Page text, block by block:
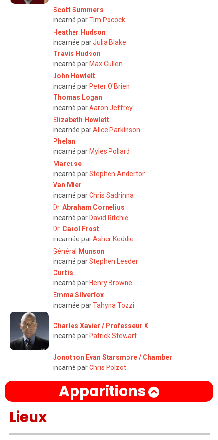
Scott Summers
incarné parTim Pocock
Heather Hudson
incarnée parJulia Blake
Travis Hudson
incarné par Max Cullen
John Howlett
incarné par Peter O'Brien
Thomas Logan
incarné parAaron Jeffrey
Elizabeth Howlett
incarnée parAlice Parkinson
Phelan
incarné par Myles Pollard
Marcuse
incarné parStephen Anderton
Van Mier
incarné parChris Sadrinna
Dr. Abraham Cornelius
incarné par David Ritchie
Dr. Carol Frost
incarnée parAsher Keddie
Général Munson
incarné parStephen Leeder
Curtis
incarné par Henry Browne
Emma Silverfox
incarnée parTahyna Tozzi
Charles Xavier / Professeur X
incarné par Patrick Stewart
Jonothon Evan Starsmore / Chamber
incarné parChris Polzot
Apparitions
Lieux